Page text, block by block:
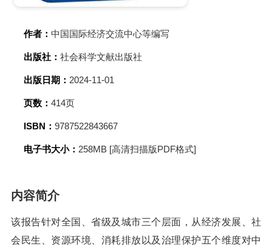
作者： 中国国际经济交流中心等编写
出版社： 社会科学文献出版社
出版日期： 2024-11-01
页数： 414页
ISBN： 9787522843667
电子书大小： 258MB [高清扫描版PDF格式]
内容简介
该报告针对全国、省级及城市三个层面，从经济发展、社
会民生、资源环境、消耗排放以及治理保护五个维度对中